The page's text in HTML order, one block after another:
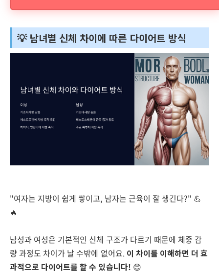
💡 남녀별 신체 차이에 따른 다이어트 방식
"여자는 지방이 쉽게 쌓이고, 남자는 근육이 잘 생긴다?" 💪
🔥
남성과 여성은 기본적인 신체 구조가 다르기 때문에 체중 감
량 과정도 차이가 날 수밖에 없어요. 이 차이를 이해하면 더 효
과적으로 다이어트를 할 수 있습니다! 😊